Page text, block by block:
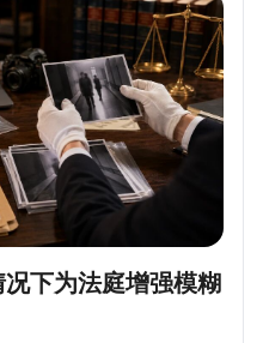
下为法庭增强模糊